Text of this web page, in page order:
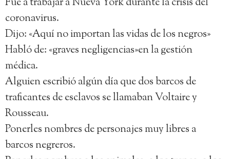
Fue a trabajar a Nueva York durante la crisis del
coronavirus.
Dijo: «Aquí no importan las vidas de los negros»
Habló de: «graves negligencias»en la gestión
médica.
Alguien escribió algún día que dos barcos de
traficantes de esclavos se llamaban Voltaire y
Rousseau.
Ponerles nombres de personajes muy libres a
barcos negreros.